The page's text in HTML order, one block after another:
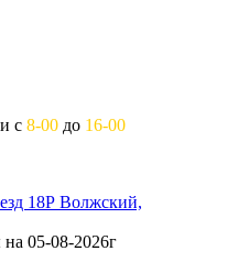
с 8-00 до 16-00
18Р Волжский,
05-08-2026г